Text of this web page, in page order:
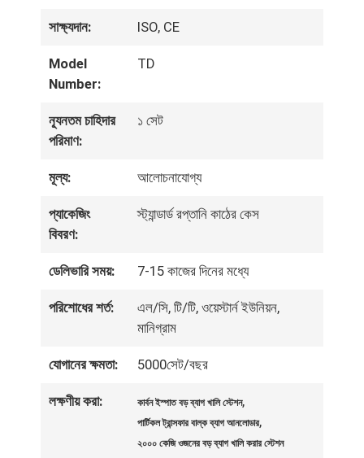
সম্পর্কে
কারখানা
ভ্রমণ
মান
নিয়ন্ত্রণ
সাক্ষ্যদান: ISO, CE
Model
Number:
TD
ন্যূনতম চাহিদার
পরিমাণ:
১ সেট
মূল্য: আলোচনাযোগ্য
প্যাকেজিং
বিবরণ:
স্ট্যান্ডার্ড রপ্তানি কাঠের কেস
ডেলিভারি সময়: 7-15 কাজের দিনের মধ্যে
পরিশোধের শর্ত:
এল/সি, টি/টি, ওয়েস্টার্ন ইউনিয়ন,
মানিগ্রাম
যোগানের ক্ষমতা: 5000সেট/বছর
লক্ষণীয় করা: কার্বন ইস্পাত বড় ব্যাগ খালি স্টেশন,
পার্টিকল ট্রান্সফার বাল্ক ব্যাগ আনলোডার,
২০০০ কেজি ওজনের বড় ব্যাগ খালি করার স্টেশন